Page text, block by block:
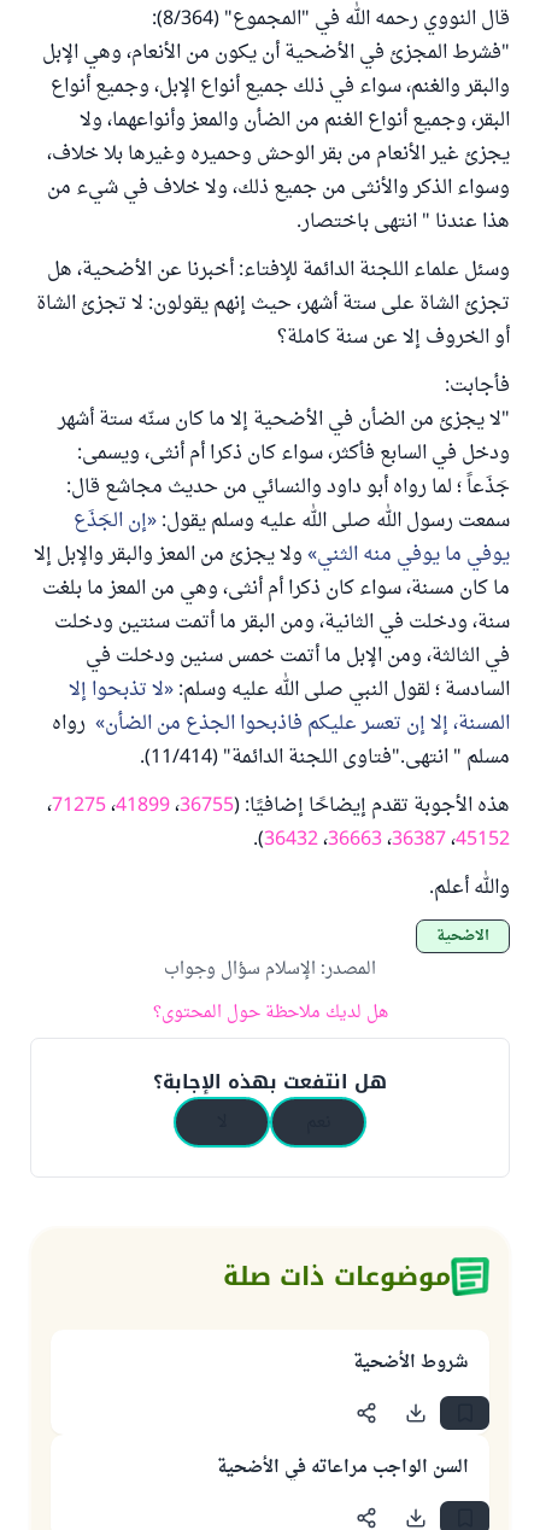
قال النووي رحمه الله في "المجموع" (8/364):
"فشرط المجزئ في الأضحية أن يكون من الأنعام، وهي الإبل
والبقر والغنم، سواء في ذلك جميع أنواع الإبل، وجميع أنواع
البقر، وجميع أنواع الغنم من الضأن والمعز وأنواعهما، ولا
يجزئ غير الأنعام من بقر الوحش وحميره وغيرها بلا خلاف،
وسواء الذكر والأنثى من جميع ذلك، ولا خلاف في شيء من
هذا عندنا " انتهى باختصار.
وسئل علماء اللجنة الدائمة للإفتاء: أخبرنا عن الأضحية، هل
تجزئ الشاة على ستة أشهر، حيث إنهم يقولون: لا تجزئ الشاة
أو الخروف إلا عن سنة كاملة؟
فأجابت:
"لا يجزئ من الضأن في الأضحية إلا ما كان سنّه ستة أشهر
ودخل في السابع فأكثر، سواء كان ذكرا أم أنثى، ويسمى:
جَذَعاً ؛ لما رواه أبو داود والنسائي من حديث مجاشع قال:
سمعت رسول الله صلى الله عليه وسلم يقول: إن الجَذَع
يوفي ما يوفي منه الثني ولا يجزئ من المعز والبقر والإبل إلا
ما كان مسنة، سواء كان ذكرا أم أنثى، وهي من المعز ما بلغت
سنة، ودخلت في الثانية، ومن البقر ما أتمت سنتين ودخلت
في الثالثة، ومن الإبل ما أتمت خمس سنين ودخلت في
السادسة ؛ لقول النبي صلى الله عليه وسلم: لا تذبحوا إلا
المسنة، إلا إن تعسر عليكم فاذبحوا الجذع من الضأن رواه
مسلم " انتهى."فتاوى اللجنة الدائمة" (11/414).
هذه الأجوبة تقدم إيضاحًا إضافيًا: (36755،41899،71275،
45152،36387،36663،36432
).
والله أعلم.
الأضحية
المصدر: الإسلام سؤال وجواب
هل لديك ملاحظة حول المحتوى؟
هل انتفعت بهذه الإجابة؟
موضوعات ذات صلة
شروط الأضحية
السن الواجب مراعاته في الأضحية